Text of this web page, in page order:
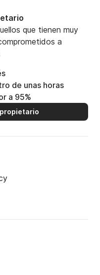
que tienen muy
a
de unas horas
a 95%